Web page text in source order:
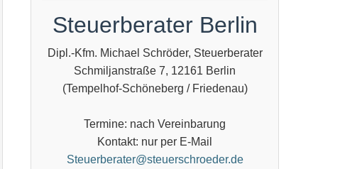
Steuerberater Berlin
Dipl.-Kfm. Michael Schröder, Steuerberater
Schmiljanstraße 7, 12161 Berlin
(Tempelhof-Schöneberg / Friedenau)
Termine: nach Vereinbarung
Kontakt: nur per E-Mail
Steuerberater@steuerschroeder.de